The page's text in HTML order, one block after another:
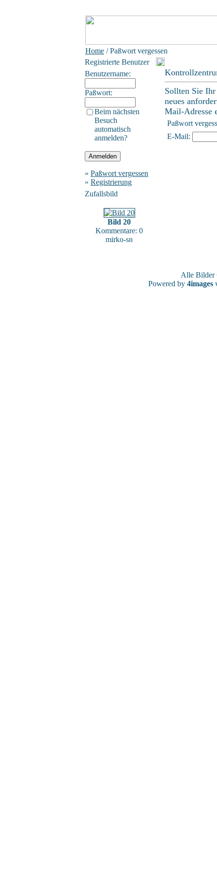
Home / Paßwort vergessen
Registrierte Benutzer
Benutzername:
Paßwort:
Beim nächsten
Besuch
automatisch
anmelden?
» Paßwort vergessen
» Registrierung
Zufallsbild
Bild 20
Kommentare: 0
mirko-sn
Sollten Sie
neues
Mail-Adresse
Paßwort
E-Mail:
Alle
Powered by 4images